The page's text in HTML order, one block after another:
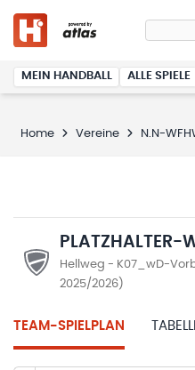
MEIN HANDBALL ALLE SPIELE
Home Vereine N.N-
PLATZHALTER-
Hellweg - K07_wD-
2025/2026)
TEAM-SPIELPLAN